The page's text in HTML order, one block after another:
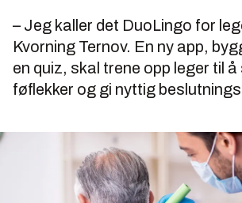
– Jeg kaller det DuoLingo for
Kvorning Ternov. En ny app,
en quiz, skal trene opp leger til å
føflekker og gi nyttig